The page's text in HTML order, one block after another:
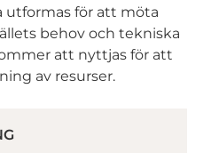
utformas för att möta
behov och tekniska
att nyttjas för att
av resurser.